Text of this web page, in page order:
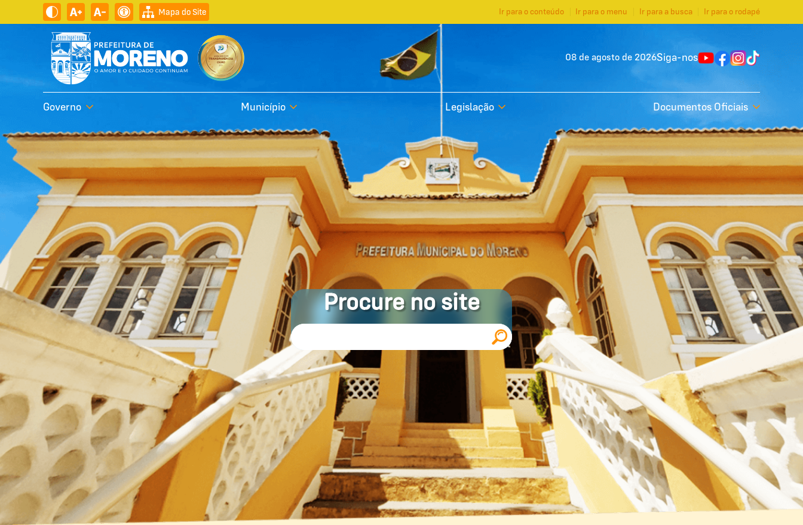
Mapa do Site Ir para o conteúdo Ir para o menu Ir para a busca Ir para o rodapé
08 de agosto de 2026Siga-nos
Governo Município Legislação Documentos Oficiais
Procure no site